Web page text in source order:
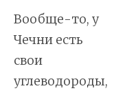
Вообще-то, у
Чечни есть
свои
углеводороды,